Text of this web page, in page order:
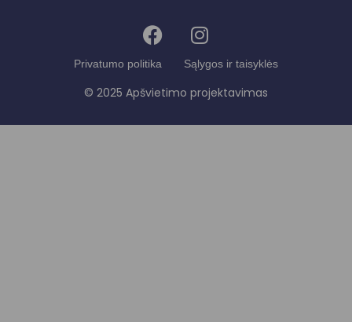
Privatumo politika Sąlygos ir taisyklės
© 2025 Apšvietimo projektavimas